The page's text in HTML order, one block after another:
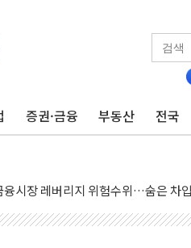
증권·금융 부동산 전국
젠슨 황 재회…로봇·AI 데이터센터·
...모더나·아이온큐·도어대시↑ VS